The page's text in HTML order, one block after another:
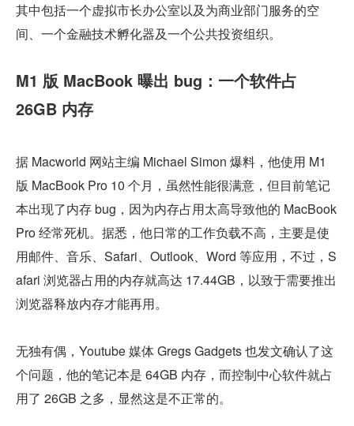
其中包括一个虚拟市长办公室以及为商业部门服务的空
间、一个金融技术孵化器及一个公共投资组织。
M1 版 MacBook 曝出 bug：一个软件占
26GB 内存
据 Macworld 网站主编 Michael Simon 爆料，他使用 M1
版 MacBook Pro 10 个月，虽然性能很满意，但目前笔记
本出现了内存 bug，因为内存占用太高导致他的 MacBook
Pro 经常死机。据悉，他日常的工作负载不高，主要是使
用邮件、音乐、Safari、Outlook、Word 等应用，不过，S
afari 浏览器占用的内存就高达 17.44GB，以致于需要推出
浏览器释放内存才能再用。
无独有偶，Youtube 媒体 Gregs Gadgets 也发文确认了这
个问题，他的笔记本是 64GB 内存，而控制中心软件就占
用了 26GB 之多，显然这是不正常的。